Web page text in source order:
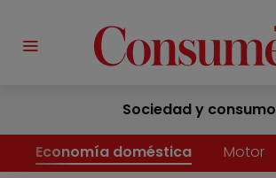
Sociedad y consumo
Economía doméstica Motor